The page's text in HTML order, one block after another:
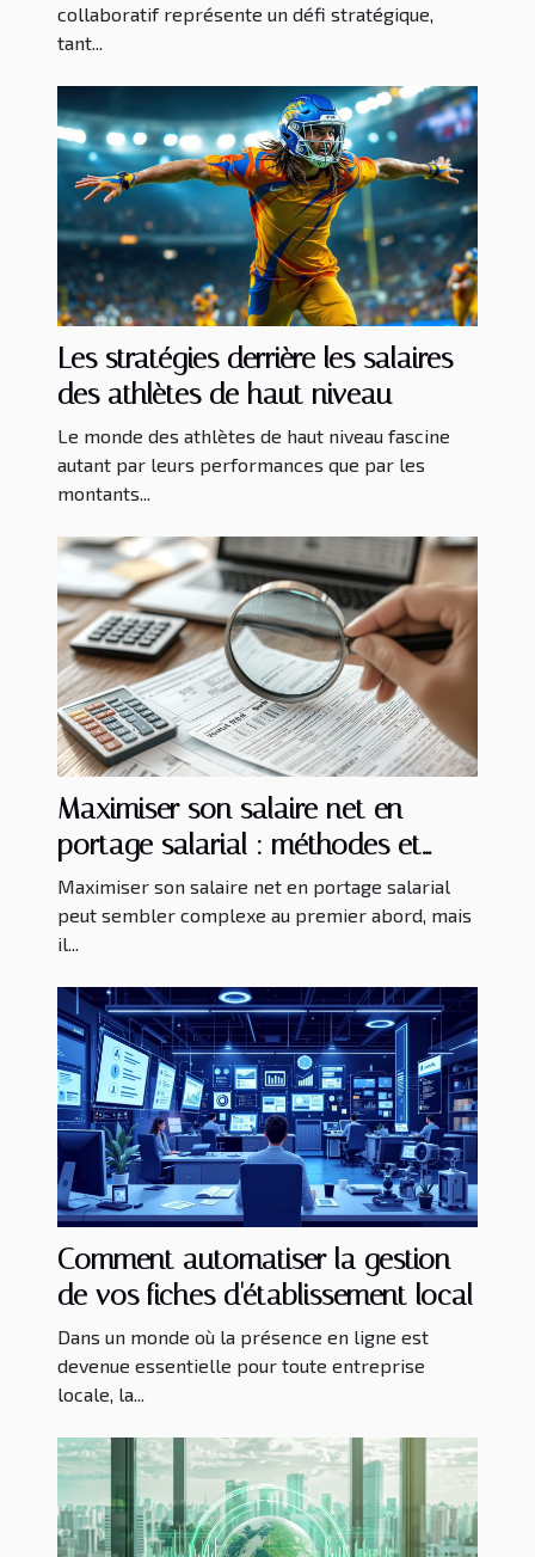
collaboratif représente un défi stratégique,
tant...
Les stratégies derrière les salaires
des athlètes de haut niveau
Le monde des athlètes de haut niveau fascine
autant par leurs performances que par les
montants...
Maximiser son salaire net en
portage salarial : méthodes et
avantages
Maximiser son salaire net en portage salarial
peut sembler complexe au premier abord, mais
il...
Comment automatiser la gestion
de vos fiches d'établissement local
Dans un monde où la présence en ligne est
devenue essentielle pour toute entreprise
locale, la...